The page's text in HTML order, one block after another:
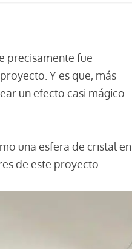
precisamente fue
Y es que, más
un efecto casi mágico
una esfera de cristal en
de este proyecto.